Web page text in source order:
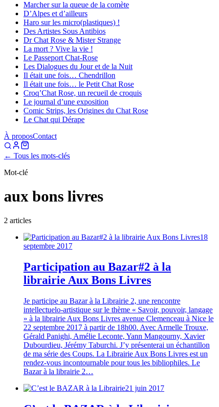
Marcher sur la queue de la comète
D’Alpes et d’ailleurs
Haro sur les micro(plastiques) !
Des Artistes Sous Antibios
Dr Chat Rose & Mister Strange
La mort ? Vive la vie !
Le Passeport Chat-Rose
Les Dialogues du Jour et de la Nuit
Il était une fois… Chendrillon
Il était une fois… le Petit Chat Rose
Croq’Chat Rose, un recueil de croquis
Le journal d’une exposition
Comic Strips, les Origines du Chat Rose
Le Chat qui Dérape
À proposContact
← Tous les mots-clés
Mot-clé
aux bons livres
2 articles
18
septembre 2017
Participation au Bazar#2 à la
librairie Aux Bons Livres
Je participe au Bazar à la Librairie 2, une rencontre
intellectuelo-artistique sur le thème « Savoir, pouvoir, langage
» à la librairie Aux Bons Livres avenue Clemenceau à Nice le
22 septembre 2017 à partir de 18h00. Avec Armelle Trouxe,
Gérald Panighi, Amélie Leconte, Yann Mangourny, Xavier
Dubourdieu, Jérémy Taburchi. J’y présenterai un échantillon
de ma série des Coups. La Librairie Aux Bons Livres est un
rendez-vous incontournable pour tous les bibliophiles. Le
Bazar à la librairie 2…
21 juin 2017